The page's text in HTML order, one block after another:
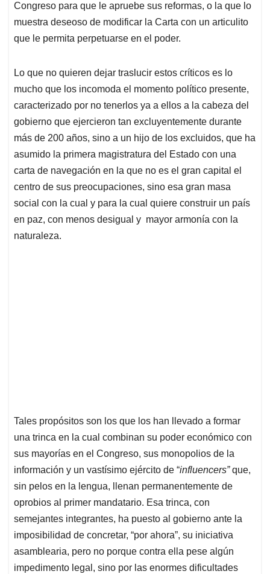
Congreso para que le apruebe sus reformas, o la que lo
muestra deseoso de modificar la Carta con un articulito
que le permita perpetuarse en el poder.
Lo que no quieren dejar traslucir estos críticos es lo
mucho que los incomoda el momento político presente,
caracterizado por no tenerlos ya a ellos a la cabeza del
gobierno que ejercieron tan excluyentemente durante
más de 200 años, sino a un hijo de los excluidos, que ha
asumido la primera magistratura del Estado con una
carta de navegación en la que no es el gran capital el
centro de sus preocupaciones, sino esa gran masa
social con la cual y para la cual quiere construir un país
en paz, con menos desigual y mayor armonía con la
naturaleza.
Tales propósitos son los que los han llevado a formar
una trinca en la cual combinan su poder económico con
sus mayorías en el Congreso, sus monopolios de la
información y un vastísimo ejército de “influencers”que,
sin pelos en la lengua, llenan permanentemente de
oprobios al primer mandatario. Esa trinca, con
semejantes integrantes, ha puesto al gobierno ante la
imposibilidad de concretar, “por ahora”, su iniciativa
asamblearia, pero no porque contra ella pese algún
impedimento legal, sino por las enormes dificultades